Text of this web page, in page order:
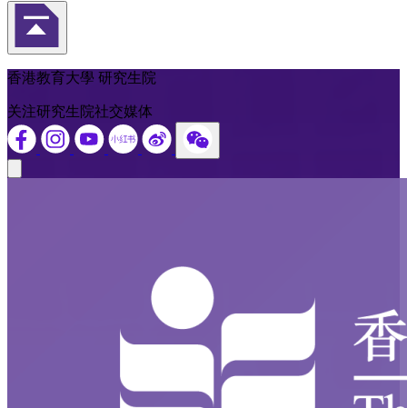
返回頁首
香港教育大學 研究生院
关注研究生院社交媒体
Close modal